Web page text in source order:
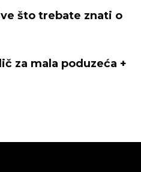
što trebate znati o
za mala poduzeća +